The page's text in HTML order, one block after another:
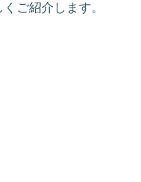
ご紹介します。